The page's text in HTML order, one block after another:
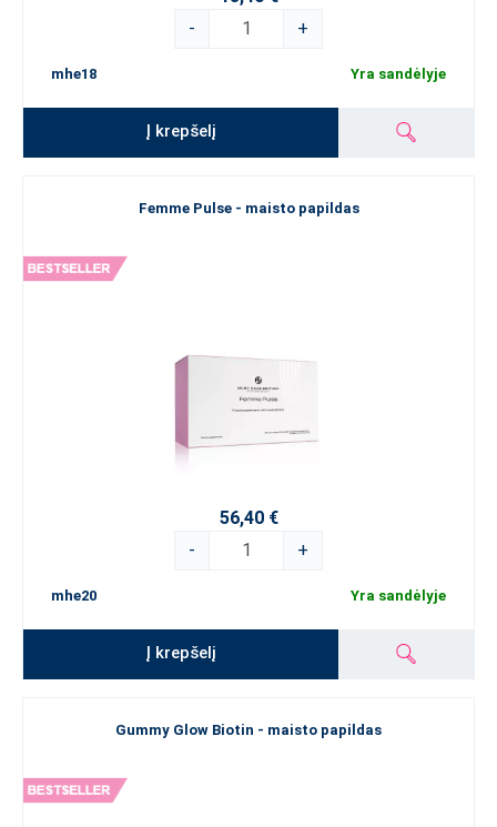
-
+
mhe18 Yra sandėlyje
Į krepšelį
Femme Pulse - maisto papildas
56,40 €
-
+
mhe20 Yra sandėlyje
Į krepšelį
Gummy Glow Biotin - maisto papildas